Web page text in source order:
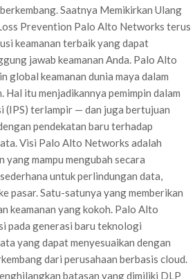
Saatnya Memikirkan Ulang
Prevention Palo Alto Networks terus
keamanan terbaik yang dapat
jawab keamanan Anda. Palo Alto
global keamanan dunia maya dalam
itu menjadikannya pemimpin dalam
(IPS) terlampir — dan juga bertujuan
pendekatan baru terhadap
Visi Palo Alto Networks adalah
yang mampu mengubah secara
untuk perlindungan data,
pasar. Satu-satunya yang memberikan
keamanan yang kokoh. Palo Alto
pada generasi baru teknologi
yang dapat menyesuaikan dengan
dari perusahaan berbasis cloud.
batasan yang dimiliki DLP